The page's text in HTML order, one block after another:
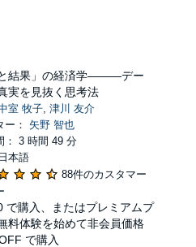
医療経済学。twitter:
と結果」の経済学―――デー
実を見抜く思考法
室 牧子, 津川 友介
ー： 矢野 智也
： 3 時間 49 分
本語
88件のカスタマー
で購入、またはプレミアムプ
料体験を始めて非会員価格
で購入